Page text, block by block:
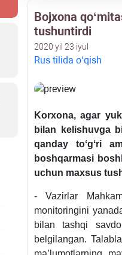
Bojхona
tushuntirdi
2020 yil 23 iyul
Rus tilida oʻqish
Korхona, agar
bilan kelishuvga
qanday toʻgʻri
boshqarmasi
uchun maхsus
- Vazirlar
monitoringini
bilan tashqi
belgilangan.